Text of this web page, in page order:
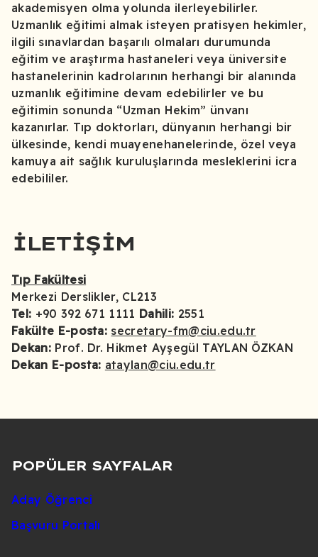
akademisyen olma yolunda ilerleyebilirler.
Uzmanlık eğitimi almak isteyen pratisyen hekimler,
ilgili sınavlardan başarılı olmaları durumunda
eğitim ve araştırma hastaneleri veya üniversite
hastanelerinin kadrolarının herhangi bir alanında
uzmanlık eğitimine devam edebilirler ve bu
eğitimin sonunda “Uzman Hekim” ünvanı
kazanırlar. Tıp doktorları, dünyanın herhangi bir
ülkesinde, kendi muayenehanelerinde, özel veya
kamuya ait sağlık kuruluşlarında mesleklerini icra
edebililer.
İLETIŞIM
Tıp Fakültesi
Merkezi Derslikler, CL213
Tel: +90 392 671 1111 Dahili: 2551
Fakülte E-posta: secretary-fm@ciu.edu.tr
Dekan: Prof. Dr. Hikmet Ayşegül TAYLAN ÖZKAN
Dekan E-posta: ataylan@ciu.edu.tr
POPÜLER SAYFALAR
Aday Öğrenci
Başvuru Portalı